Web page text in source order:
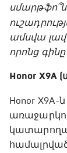
ամսվա
որոնց
Honor X9A
Honor
համալրված